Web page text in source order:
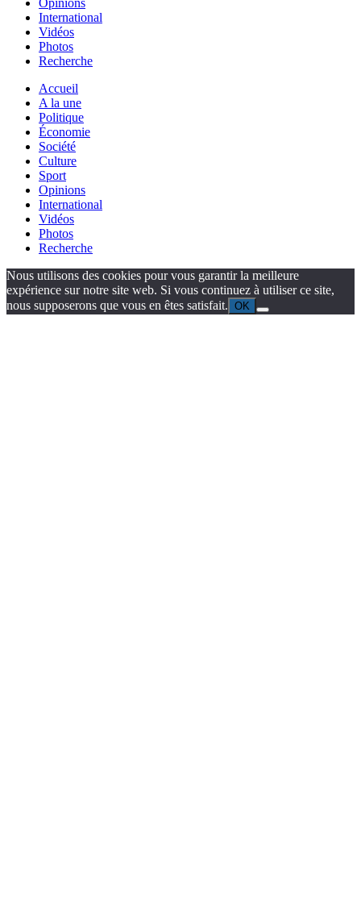
Opinions
International
Vidéos
Photos
Recherche
Accueil
A la une
Politique
Économie
Société
Culture
Sport
Opinions
International
Vidéos
Photos
Recherche
Nous utilisons des cookies pour vous garantir la meilleure
expérience sur notre site web. Si vous continuez à utiliser ce site,
nous supposerons que vous en êtes satisfait. OK